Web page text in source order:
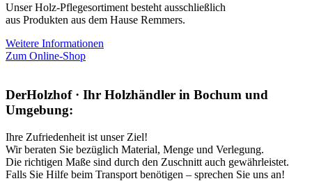
Unser Holz-Pflegesortiment besteht ausschließlich
aus Produkten aus dem Hause Remmers.
Weitere Informationen
Zum Online-Shop
DerHolzhof · Ihr Holzhändler in Bochum und
Umgebung:
Ihre Zufriedenheit ist unser Ziel!
Wir beraten Sie bezüglich Material, Menge und Verlegung.
Die richtigen Maße sind durch den Zuschnitt auch gewährleistet.
Falls Sie Hilfe beim Transport benötigen – sprechen Sie uns an!